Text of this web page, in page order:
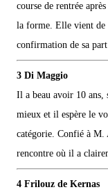
course de rentrée
la forme. Elle vient de
confirmation de sa
3 Di Maggio
Il a beau avoir 10 ans,
mieux et il espère le
catégorie. Confié à M.
rencontre où il a
4 Frilouz de Kernas